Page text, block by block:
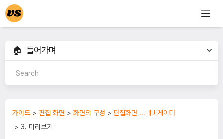
가이드> 편집 화면 >화면의 구성 > 편집화면 ...네비게이터
> 3. 미리보기